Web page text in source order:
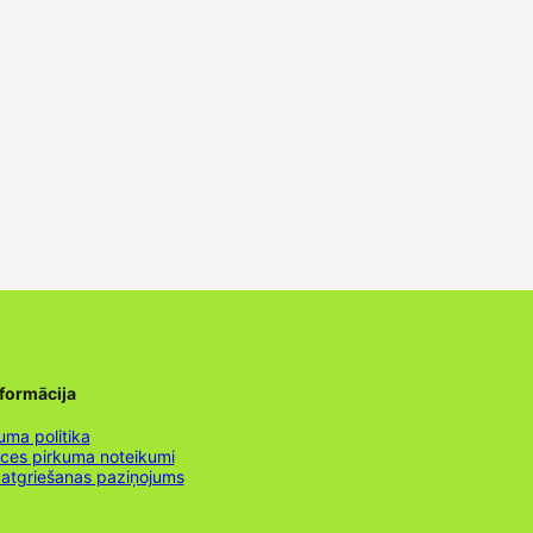
politika
pirkuma noteikumi
paziņojums